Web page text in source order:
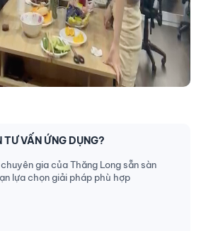
TƯ VẤN ỨNG DỤNG?
gia của Thăng Long sẵn sàn
lựa chọn giải pháp phù hợp